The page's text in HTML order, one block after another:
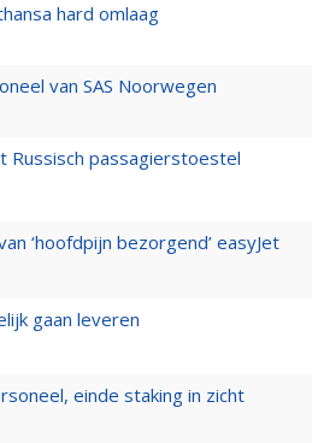
hard omlaag
van SAS Noorwegen
Russisch passagierstoestel
‘hoofdpijn bezorgend’ easyJet
gaan leveren
einde staking in zicht